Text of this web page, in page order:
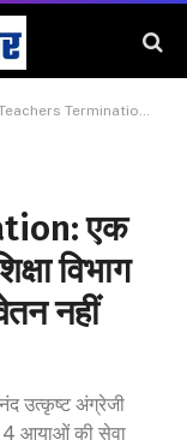
एक साथ 7 शिक्षिकाएं बर्खास्त, शिक्षा विभाग की कार्रवाई से हड़कंप — “वेतन नहीं मिला, अब नौकरी भी गई”
एक
विभाग
नहीं
उत्कृष्ट अंग्रेजी
4 आयाओं की सेवा